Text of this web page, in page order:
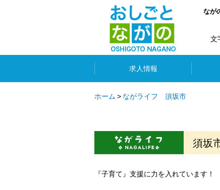
なが
文
求人情報
ホーム ながライフ 須坂市
須坂
『子育て』支援に力を入れています！